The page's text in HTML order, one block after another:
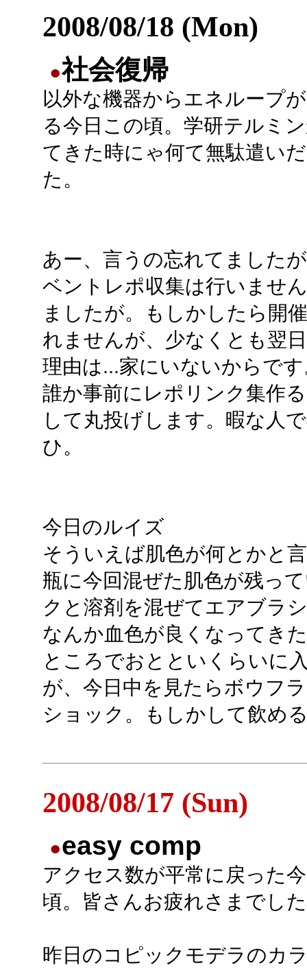
2008/08/18 (Mon)
●社会復帰
以外な機器からエネループ
る今日この頃。学研テルミ
てきた時にゃ何て無駄遣い
た。
あー、言うの忘れてました
ベントレポ収集は行いませ
ましたが。もしかしたら開
れませんが、少なくとも翌
理由は...家にいないからで
誰か事前にレポリンク集作
して丸投げします。暇な人
ひ。
今日のルイズ
そういえば肌色が何とかと
瓶に今回混ぜた肌色が残っ
クと溶剤を混ぜてエアブラ
なんか血色が良くなってき
ところでおとといくらいに
が、今日中を見たらボウフ
ショック。もしかして飲め
2008/08/17 (Sun)
●easy comp
アクセス数が平常に戻った
頃。皆さんお疲れさまでし
昨日のコピックモデラのカ